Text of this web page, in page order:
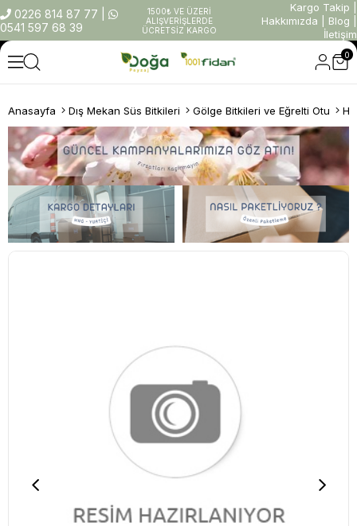
0226 814 87 77
0541 597 68 39
1500₺ VE ÜZERİ
ALIŞVERİŞLERDE
ÜCRETSİZ KARGO
Kargo Takip
Hakkımızda
Blog
İletişim
0
Anasayfa Dış Mekan Süs Bitkileri Gölge Bitkileri ve Eğrelti Otu